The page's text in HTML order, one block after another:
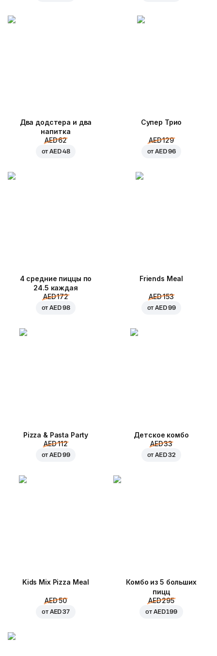
Два додстера и два
напитка
AED 62
отAED 48
Супер Трио
AED 129
отAED 96
4 средние пиццы по
24.5 каждая
AED 172
отAED 98
Friends Meal
AED 153
отAED 99
Pizza & Pasta Party
AED 112
отAED 99
Детское комбо
AED 33
отAED 32
Kids Mix Pizza Meal
AED 50
от AED 37
Комбо из 5 больших
пицц
AED 295
от AED 199